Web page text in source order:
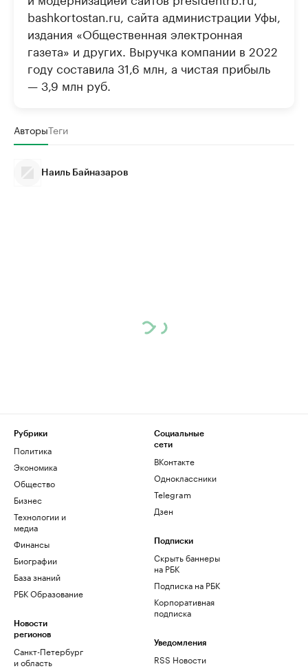
bashkortostan.ru, сайта администрации Уфы,
издания «Общественная электронная
газета» и других. Выручка компании в 2022
году составила 31,6 млн, а чистая прибыль
— 3,9 млн руб.
АвторыТеги
Наиль Байназаров
Рубрики
Политика
Экономика
Общество
Бизнес
Технологии и
медиа
Финансы
Биографии
База знаний
РБК Образование
Новости
регионов
Санкт-Петербург
и область
Социальные
сети
ВКонтакте
Одноклассники
Telegram
Дзен
Подписки
Скрыть баннеры
на РБК
Подписка на РБК
Корпоративная
подписка
Уведомления
RSS Новости